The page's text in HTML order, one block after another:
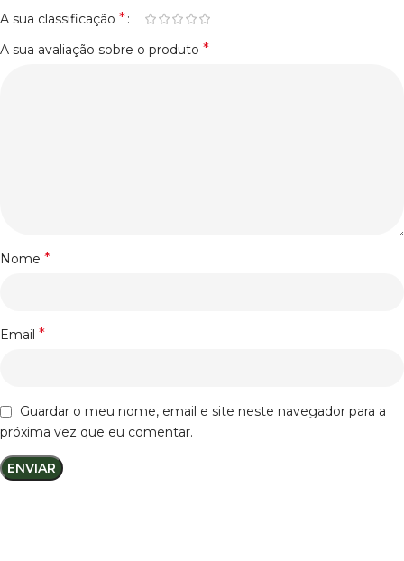
A sua classificação *
A sua avaliação sobre o produto *
Nome *
Email *
Guardar o meu nome, email e site neste navegador para a
próxima vez que eu comentar.